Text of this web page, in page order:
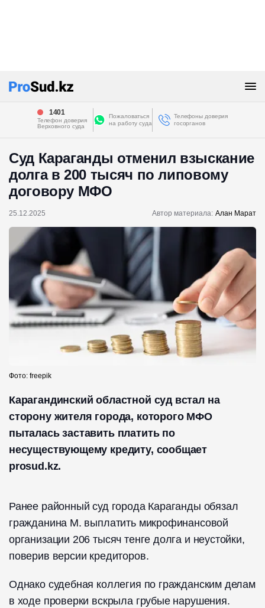
1401
Телефон доверия
Верховного суда
Пожаловаться
на работу суда
Телефоны доверия
госорганов
Суд Караганды отменил взыскание
долга в 200 тысяч по липовому
договору МФО
25.12.2025 Автор материала: Алан Марат
Фото: freepik
Карагандинский областной суд встал на
сторону жителя города, которого МФО
пыталась заставить платить по
несуществующему кредиту, сообщает
prosud.kz.
Ранее районный суд города Караганды обязал
гражданина М. выплатить микрофинансовой
организации 206 тысяч тенге долга и неустойки,
поверив версии кредиторов.
Однако судебная коллегия по гражданским делам
в ходе проверки вскрыла грубые нарушения.